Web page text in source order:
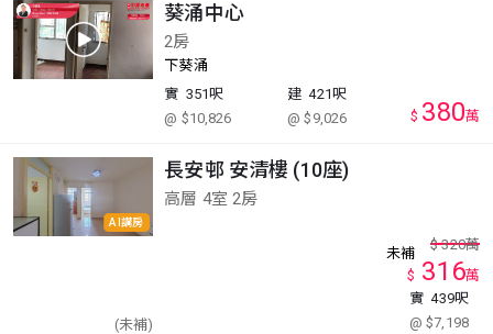
葵涌中心
2房
下葵涌
實 351呎
@ $10,826
建 421呎
@ $9,026
$ 380萬
AI講房
(未補)
長安邨 安清樓 (10座)
高層 4室 2房
實 439呎
@ $7,198
$ 320萬
未補
$ 316萬